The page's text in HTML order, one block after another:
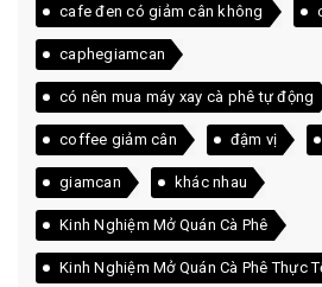
cafe đen có giảm cân không
caphegiamcan
có nên mua máy xay cà phê tự động
coffee giảm cân đậm vị
giamcan khác nhau
Kinh Nghiệm Mở Quán Cà Phê
Kinh Nghiệm Mở Quán Cà Phê Thực